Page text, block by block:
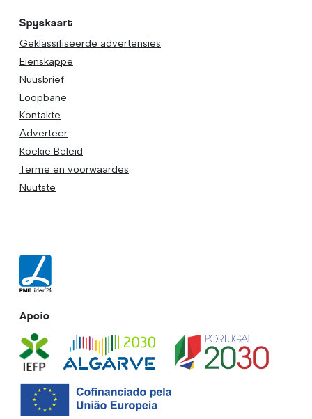
Spyskaart
Geklassifiseerde advertensies
Eienskappe
Nuusbrief
Loopbane
Kontakte
Adverteer
Koekie Beleid
Terme en voorwaardes
Nuutste
Apoio